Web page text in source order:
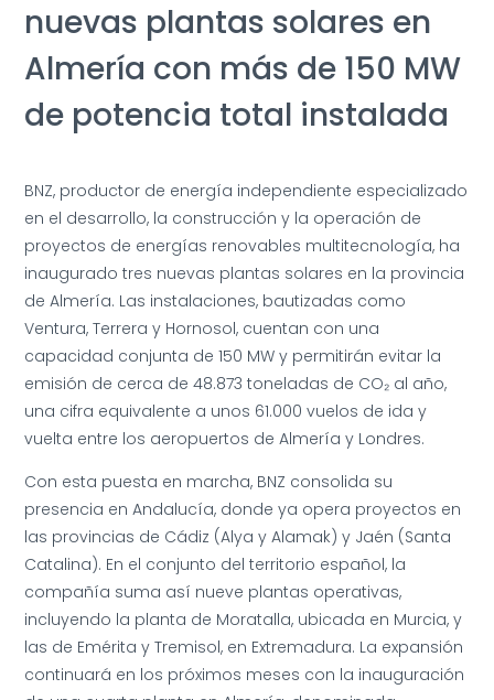
nuevas plantas solares en
Almería con más de 150 MW
de potencia total instalada
BNZ, productor de energía independiente especializado
en el desarrollo, la construcción y la operación de
proyectos de energías renovables multitecnología, ha
inaugurado tres nuevas plantas solares en la provincia
de Almería. Las instalaciones, bautizadas como
Ventura, Terrera y Hornosol, cuentan con una
capacidad conjunta de 150 MW y permitirán evitar la
emisión de cerca de 48.873 toneladas de CO₂ al año,
una cifra equivalente a unos 61.000 vuelos de ida y
vuelta entre los aeropuertos de Almería y Londres.
Con esta puesta en marcha, BNZ consolida su
presencia en Andalucía, donde ya opera proyectos en
las provincias de Cádiz (Alya y Alamak) y Jaén (Santa
Catalina). En el conjunto del territorio español, la
compañía suma así nueve plantas operativas,
incluyendo la planta de Moratalla, ubicada en Murcia, y
las de Emérita y Tremisol, en Extremadura. La expansión
continuará en los próximos meses con la inauguración